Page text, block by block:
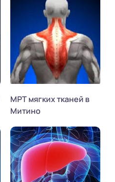
МРТ мягких тканей в
Митино